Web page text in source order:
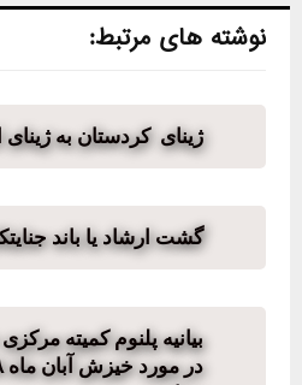
نوشته های مرتبط:
ژینای کردستان به ژینای
گشت ارشاد یا باند
بیانیه پلنوم کمیته